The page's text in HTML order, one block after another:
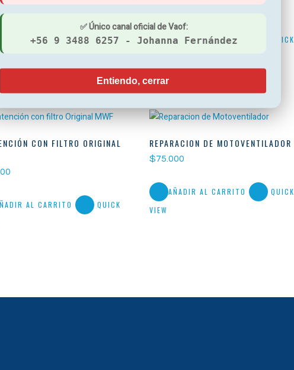
AÑADIR AL CARRITO
QUICK
$55.000
AÑADIR AL CARRITO
QUICK
CON FILTRO ORIGINAL
AL CARRITO
QUICK
REPARACION DE MOTOVENTILADOR
$75.000
AÑADIR AL CARRITO
QUICK
VIEW
✅ Único canal oficial de Vaof:
+56 9 3488 6257 - Johanna Fernández
Entiendo, cerrar